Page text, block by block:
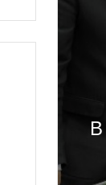
В